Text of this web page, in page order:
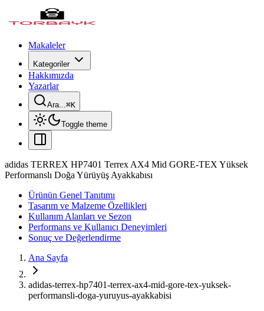
Makaleler
Kategoriler
Hakkımızda
Yazarlar
Ara...⌘K
Toggle theme
adidas TERREX HP7401 Terrex AX4 Mid GORE-TEX Yüksek
Performanslı Doğa Yürüyüş Ayakkabısı
Ürünün Genel Tanıtımı
Tasarım ve Malzeme Özellikleri
Kullanım Alanları ve Sezon
Performans ve Kullanıcı Deneyimleri
Sonuç ve Değerlendirme
Ana Sayfa
adidas-terrex-hp7401-terrex-ax4-mid-gore-tex-yuksek-
performansli-doga-yuruyus-ayakkabisi